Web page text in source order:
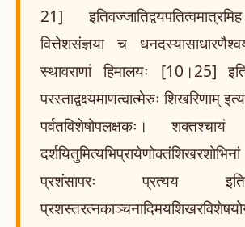
21]
वित्तेशसंज्ञया च
स्थावराणां हिमालयः [10।25] इति
परस्ताद्वक्ष्यमाणत्वात्मेरुः शिखरिणाम्
पर्वतविशेषोपलक्षकः।
प्रशंसापरः प्रत्यय